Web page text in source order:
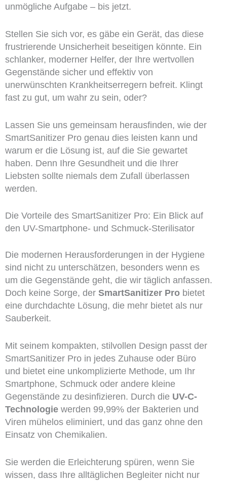
unmögliche Aufgabe – bis jetzt.
Stellen Sie sich vor, es gäbe ein Gerät, das diese
frustrierende Unsicherheit beseitigen könnte. Ein
schlanker, moderner Helfer, der Ihre wertvollen
Gegenstände sicher und effektiv von
unerwünschten Krankheitserregern befreit. Klingt
fast zu gut, um wahr zu sein, oder?
Lassen Sie uns gemeinsam herausfinden, wie der
SmartSanitizer Pro genau dies leisten kann und
warum er die Lösung ist, auf die Sie gewartet
haben. Denn Ihre Gesundheit und die Ihrer
Liebsten sollte niemals dem Zufall überlassen
werden.
Die Vorteile des SmartSanitizer Pro: Ein Blick auf
den UV-Smartphone- und Schmuck-Sterilisator
Die modernen Herausforderungen in der Hygiene
sind nicht zu unterschätzen, besonders wenn es
um die Gegenstände geht, die wir täglich anfassen.
Doch keine Sorge, der SmartSanitizer Probietet
eine durchdachte Lösung, die mehr bietet als nur
Sauberkeit.
Mit seinem kompakten, stilvollen Design passt der
SmartSanitizer Pro in jedes Zuhause oder Büro
und bietet eine unkomplizierte Methode, um Ihr
Smartphone, Schmuck oder andere kleine
Gegenstände zu desinfizieren. Durch die UV-C-
Technologiewerden 99,99% der Bakterien und
Viren mühelos eliminiert, und das ganz ohne den
Einsatz von Chemikalien.
Sie werden die Erleichterung spüren, wenn Sie
wissen, dass Ihre alltäglichen Begleiter nicht nur